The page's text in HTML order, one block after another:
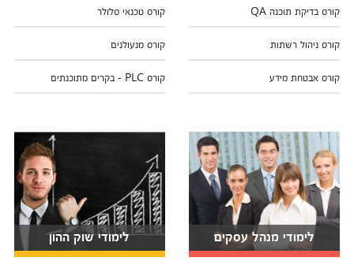
קורס בדיקת תוכנה QA
קורס ניהול רשתות
קורס אבטחת מידע
קורס טכנאי סלולר
קורס מנעולנים
קורס PLC - בקרים מתוכנתים
לימודי מנהל עסקים לימודי שוק ההון